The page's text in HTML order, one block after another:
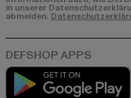
in unserer
abmelden.